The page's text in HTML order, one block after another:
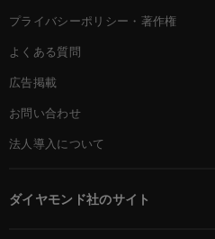
プライバシーポリシー・著作権
よくある質問
広告掲載
お問い合わせ
法人導入について
ダイヤモンド社のサイト